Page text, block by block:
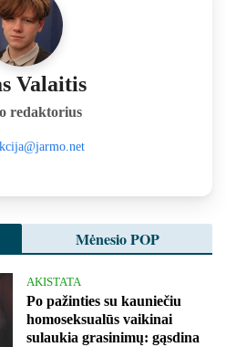
Valaitis
redaktorius
Mėnesio POP
AKISTATA
Po pažinties su kauniečiu
homoseksualūs vaikinai
sulaukia grasinimų: gąsdina